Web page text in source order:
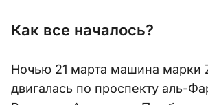
Как все началось?
Ночью 21 марта машина марки
двигалась по проспекту аль-